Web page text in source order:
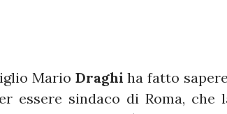
Mario Draghi ha fatto
essere sindaco di Roma, che